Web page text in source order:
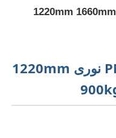
خط اکستروژن ورق PMMA نوری 1220mm 1660mm
خط اکستروژن ورق PMMA نوری 1220mm